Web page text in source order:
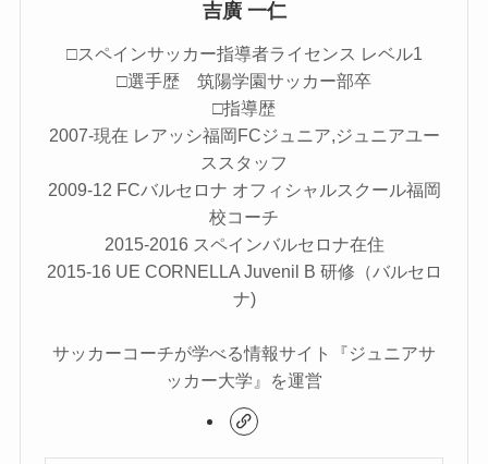
吉廣 一仁
□スペインサッカー指導者ライセンス レベル1
□選手歴 筑陽学園サッカー部卒
□指導歴
2007-現在 レアッシ福岡FCジュニア,ジュニアユー
ススタッフ
2009-12 FCバルセロナ オフィシャルスクール福岡
校コーチ
2015-2016 スペインバルセロナ在住
2015-16 UE CORNELLA Juvenil B 研修（バルセロ
ナ)
サッカーコーチが学べる情報サイト『ジュニアサ
ッカー大学』を運営